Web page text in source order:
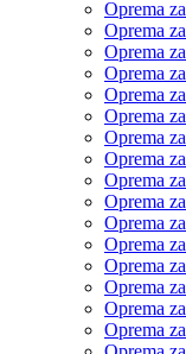
Oprema
Oprema
Oprema
Oprema
Oprema
Oprema
Oprema
Oprema
Oprema
Oprema
Oprema
Oprema
Oprema
Oprema
Oprema
Oprema